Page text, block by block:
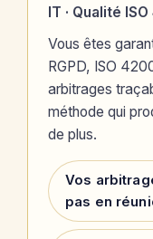
IT · Qualité
Vous êtes
RGPD, ISO
arbitrages
méthode qui
de plus.
Vos
pas en